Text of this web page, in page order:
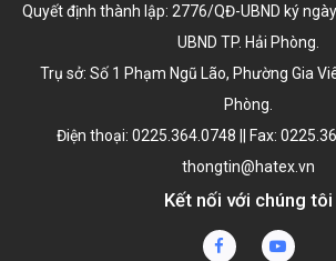
Quyết định thành lập: 2776/QĐ-UBND ký
UBND TP. Hải Phòng.
Trụ sở: Số 1 Phạm Ngũ Lão, Phường Gia
Phòng.
Điện thoại: 0225.364.0748 || Fax:
thongtin@hatex.vn
Kết nối với chúng tôi